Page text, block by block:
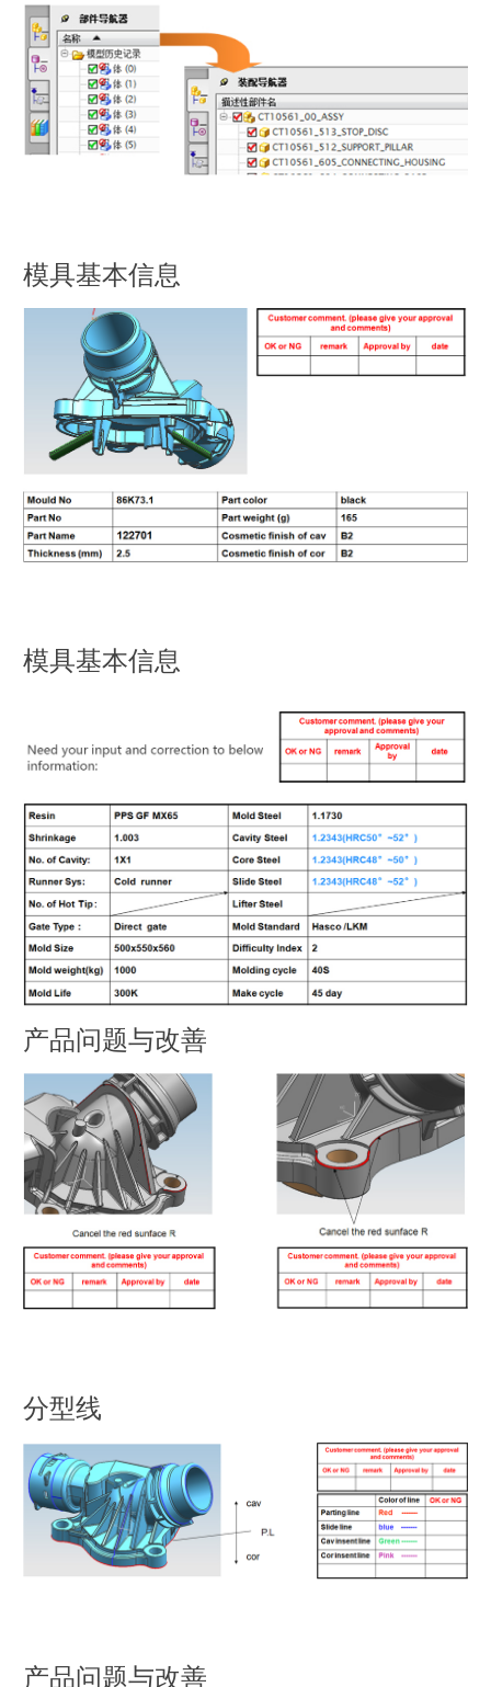
模具基本信息
模具基本信息
产品问题与改善
分型线
产品问题与改善